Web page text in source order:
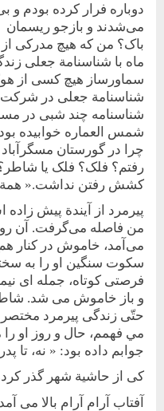
دوباره فرار کرده بودم و
می‌شدند و بازجو
باک؟ من که هيچ مدرکی
ماه با شناسنامة جعلی
سماورساز هيچ کسی از
شناسنامة جعلی در شرکت
شناسنامه چند شبی در
شمس العماره خوابيده
چرا در گورستان مسگرآباد
رفتم؟ فلک؟ فلک يا
کشش رفتن نداشت.« همة
پيرمرد از آيندة پيش
من فاصله‌ می‌گرفت. آن‌
می‌آمد، خاموش در کنار
سکوت سنگين او را به
فرصتی کوتاه، جمله ای
و باز خاموش می شد.
حتّی زندگی پيرمرد مختصر
مي فهمم، حال و روز او
جوابم داده بود: « نه،
کی از حاشية شهر گذر
آفتاب آرام آرام بالا می